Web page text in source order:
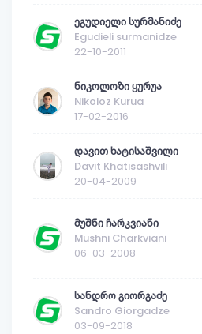
ეგუდიელი სურმანიძე
Egudieli surmanidze
22-10-2011
ნიკოლოზი ყურუა
Nikoloz Kurua
17-02-2016
დავით ხატისაშვილი
Davit Khatisashvili
20-04-2009
მუშნი ჩარკვიანი
Mushni Charkviani
06-03-2008
სანდრო გიორგაძე
Sandro Giorgadze
03-09-2018